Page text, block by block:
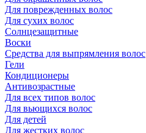
Для поврежденных волос
Для сухих волос
Солнцезащитные
Воски
Средства для выпрямления волос
Гели
Кондиционеры
Антивозрастные
Для всех типов волос
Для вьющихся волос
Для детей
Для жестких волос